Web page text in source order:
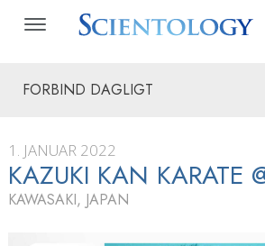
FORBIND DAGLIGT
1. JANUAR 2022
KAZUKI KAN KARATE
KAWASAKI, JAPAN